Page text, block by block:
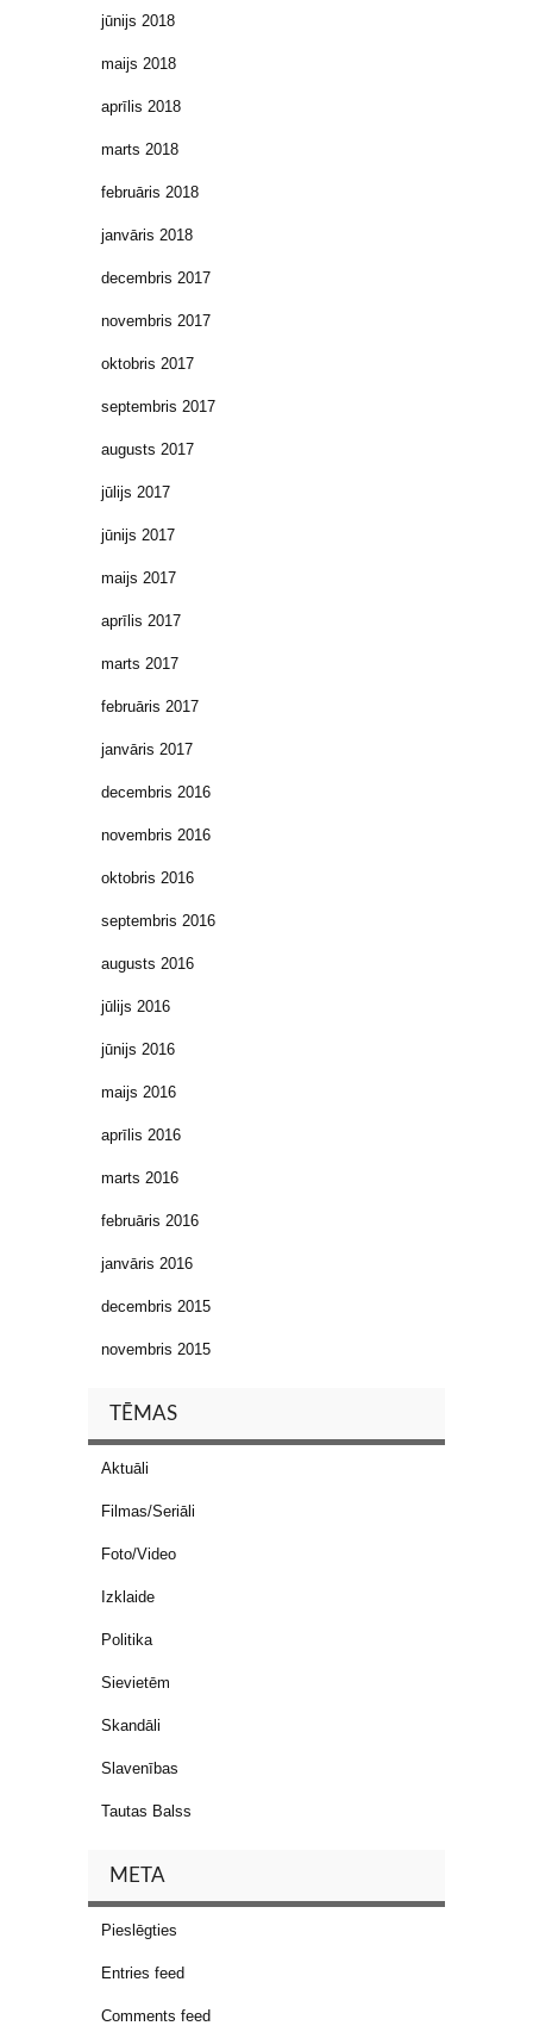
jūnijs 2018
maijs 2018
aprīlis 2018
marts 2018
februāris 2018
janvāris 2018
decembris 2017
novembris 2017
oktobris 2017
septembris 2017
augusts 2017
jūlijs 2017
jūnijs 2017
maijs 2017
aprīlis 2017
marts 2017
februāris 2017
janvāris 2017
decembris 2016
novembris 2016
oktobris 2016
septembris 2016
augusts 2016
jūlijs 2016
jūnijs 2016
maijs 2016
aprīlis 2016
marts 2016
februāris 2016
janvāris 2016
decembris 2015
novembris 2015
TĒMAS
Aktuāli
Filmas/Seriāli
Foto/Video
Izklaide
Politika
Sievietēm
Skandāli
Slavenības
Tautas Balss
META
Pieslēgties
Entries feed
Comments feed